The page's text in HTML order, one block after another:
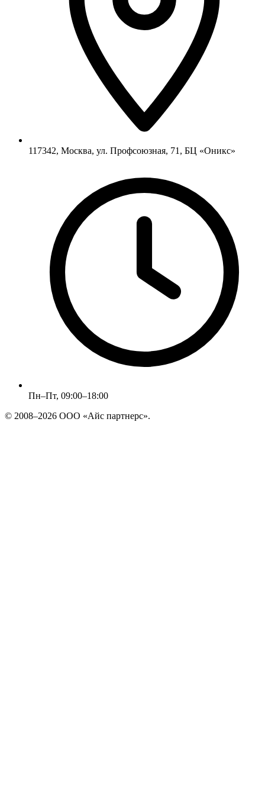
117342, Москва, ул. Профсоюзная, 71, БЦ «Оникс»
Пн–Пт, 09:00–18:00
© 2008–2026 ООО «Айс партнерс».